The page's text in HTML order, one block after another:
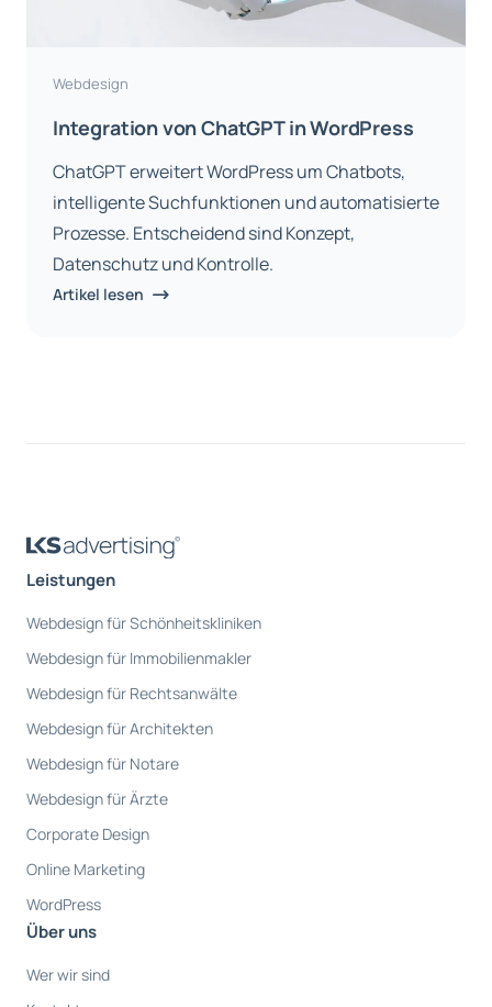
Webdesign
Integration von ChatGPT in WordPress
ChatGPT erweitert WordPress um Chatbots,
intelligente Suchfunktionen und automatisierte
Prozesse. Entscheidend sind Konzept,
Datenschutz und Kontrolle.
Artikel lesen
Leistungen
Webdesign für Schönheitskliniken
Webdesign für Immobilienmakler
Webdesign für Rechtsanwälte
Webdesign für Architekten
Webdesign für Notare
Webdesign für Ärzte
Corporate Design
Online Marketing
WordPress
Über uns
Wer wir sind